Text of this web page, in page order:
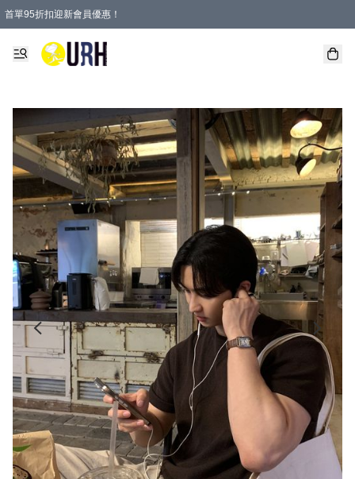
首單95折扣迎新會員優惠！
特選會員可享全單低至 95 折優惠！
單一訂單滿HKD600(澳門HKD800)包郵寄順豐送到家。